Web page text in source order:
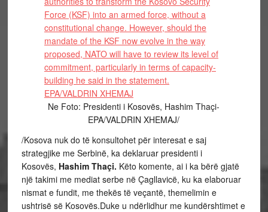
Ne Foto: Presidenti i Kosovës, Hashim Thaçi-
EPA/VALDRIN XHEMAJ/
/Kosova nuk do të konsultohet për interesat e saj
strategjike me Serbinë, ka deklaruar presidenti i
Kosovës, Hashim Thaçi. Këto komente, ai i ka bërë gjatë
një takimi me mediat serbe në Çagllavicë, ku ka elaboruar
nismat e fundit, me thekës të veçantë, themelimin e
ushtrisë së Kosovës.Duke u ndërlidhur me kundërshtimet e